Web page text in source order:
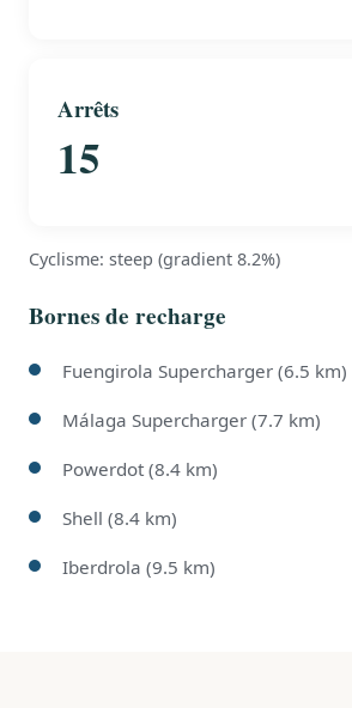
Arrêts
15
Cyclisme: steep (gradient 8.2%)
Bornes de recharge
Fuengirola Supercharger (6.5 km)
Málaga Supercharger (7.7 km)
Powerdot (8.4 km)
Shell (8.4 km)
Iberdrola (9.5 km)